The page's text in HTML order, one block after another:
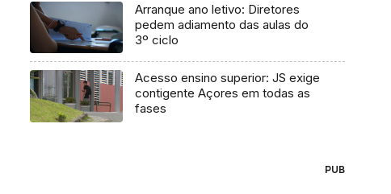
Arranque ano letivo: Diretores
pedem adiamento das aulas do
3º ciclo
Acesso ensino superior: JS exige
contigente Açores em todas as
fases
PUB